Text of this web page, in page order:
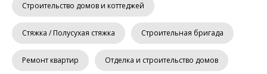
Строительство домов и коттеджей
Стяжка / Полусухая стяжка Строительная бригада
Ремонт квартир Отделка и строительство домов